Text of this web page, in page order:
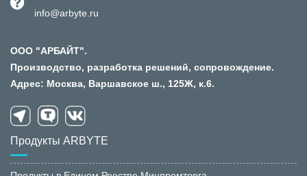
info@arbyte.ru
ООО "АРБАЙТ".
Производство, разработка решений, сопровождение.
Адрес: Москва, Варшавское ш., 125Ж, к.6.
Продукты ARBYTE